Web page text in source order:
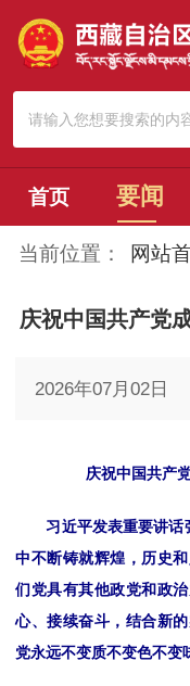
首页 要闻
当前位置： 网站
庆祝中国共产党
2026年07月02日
庆祝中国共产
习近平发表重要讲
中不断铸就辉煌，历史
们党具有其他政党和政
心、接续奋斗，结合新
党永远不变质不变色不变